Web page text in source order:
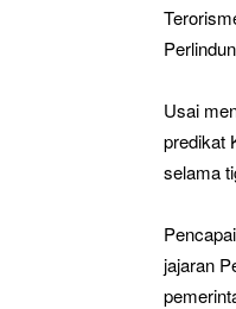
Usai
predikat
selama
jajaran